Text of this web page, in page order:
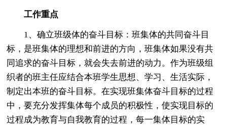
工作重点
1、确立班级体的奋斗目标：班集体的共同奋斗目
标，是班集体的理想和前进的方向，班集体如果没有共
同追求的奋斗目标，就会失去前进的动力。作为班级组
织者的班主任应结合本班学生思想、学习、生活实际，
制定出本班的奋斗目标。在实现班集体奋斗目标的过程
中，要充分发挥集体每个成员的积极性，使实现目标的
过程成为教育与自我教育的过程，每一集体目标的实